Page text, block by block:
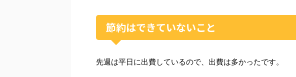
節約はできていないこと
先週は平日に出費しているので、出費は多かったです。